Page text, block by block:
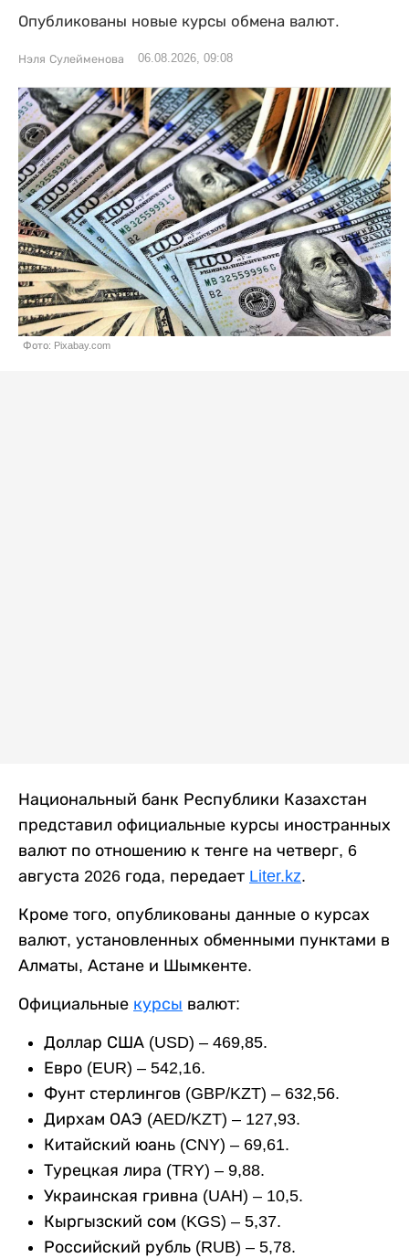
Опубликованы новые курсы обмена валют.
Нэля Сулейменова 06.08.2026, 09:08
Фото: Pixabay.com
Национальный банк Республики Казахстан
представил официальные курсы иностранных
валют по отношению к тенге на четверг, 6
августа 2026 года, передает Liter.kz.
Кроме того, опубликованы данные о курсах
валют, установленных обменными пунктами в
Алматы, Астане и Шымкенте.
Официальные курсы валют:
Доллар США (USD) – 469,85.
Евро (EUR) – 542,16.
Фунт стерлингов (GBP/KZT) – 632,56.
Дирхам ОАЭ (AED/KZT) – 127,93.
Китайский юань (CNY) – 69,61.
Турецкая лира (TRY) – 9,88.
Украинская гривна (UAH) – 10,5.
Кыргызский сом (KGS) – 5,37.
Российский рубль (RUB) – 5,78.